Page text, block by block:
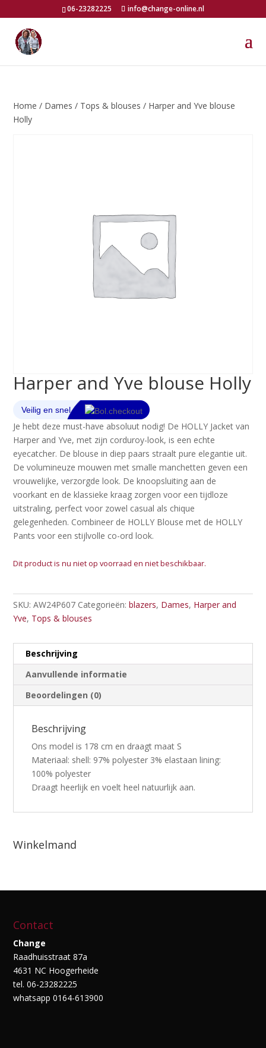
06-23282225 info@change-online.nl
Home / Dames / Tops & blouses / Harper and Yve blouse
Holly
Harper and Yve blouse Holly
Je hebt deze must-have absoluut nodig! De HOLLY Jacket van
Harper and Yve, met zijn corduroy-look, is een echte
eyecatcher. De blouse in diep paars straalt pure elegantie uit.
De volumineuze mouwen met smalle manchetten geven een
vrouwelijke, verzorgde look. De knoopsluiting aan de
voorkant en de klassieke kraag zorgen voor een tijdloze
uitstraling, perfect voor zowel casual als chique
gelegenheden. Combineer de HOLLY Blouse met de HOLLY
Pants voor een stijlvolle co-ord look.
Dit product is nu niet op voorraad en niet beschikbaar.
SKU:AW24P607 Categorieën:blazers, Dames, Harper and
Yve, Tops & blouses
Beschrijving
Aanvullende informatie
Beoordelingen (0)
Beschrijving
Ons model is 178 cm en draagt maat S
Materiaal: shell: 97% polyester 3% elastaan lining:
100% polyester
Draagt heerlijk en voelt heel natuurlijk aan.
Winkelmand
Contact
Change
Raadhuisstraat 87a
4631 NC Hoogerheide
tel. 06-23282225
whatsapp 0164-613900